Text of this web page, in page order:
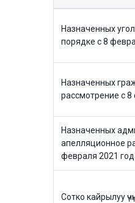
Назначенных
порядке с 8
Назначенных
рассмотрение с
Назначенных
апелляционное
февраля 2021
Сотко кайрылуу